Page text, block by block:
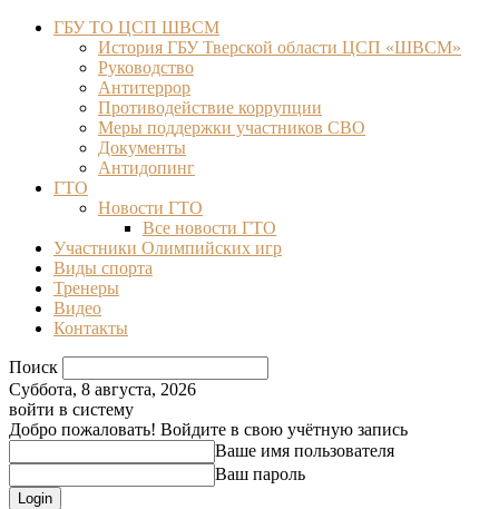
ГБУ ТО ЦСП ШВСМ
История ГБУ Тверской области ЦСП «ШВСМ»
Руководство
Антитеррор
Противодействие коррупции
Меры поддержки участников СВО
Документы
Антидопинг
ГТО
Новости ГТО
Все новости ГТО
Участники Олимпийских игр
Виды спорта
Тренеры
Видео
Контакты
Поиск
Суббота, 8 августа, 2026
войти в систему
Добро пожаловать! Войдите в свою учётную запись
Ваше имя пользователя
Ваш пароль